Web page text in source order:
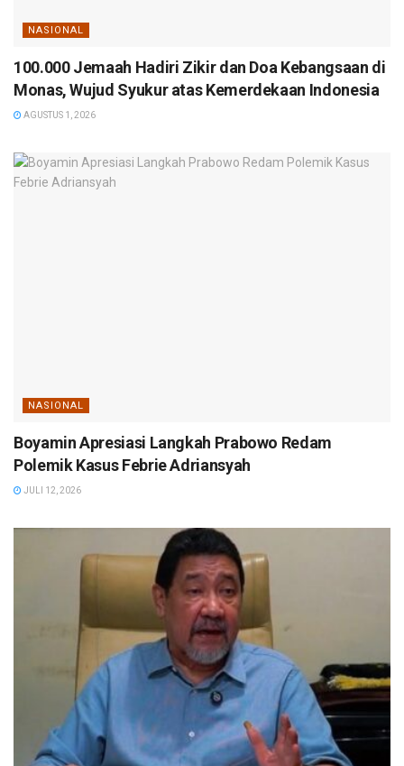
NASIONAL
100.000 Jemaah Hadiri Zikir dan Doa Kebangsaan di
Monas, Wujud Syukur atas Kemerdekaan Indonesia
AGUSTUS 1, 2026
NASIONAL
Boyamin Apresiasi Langkah Prabowo Redam
Polemik Kasus Febrie Adriansyah
JULI 12, 2026